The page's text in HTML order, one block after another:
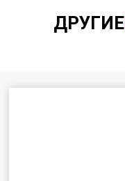
ДРУГИЕ